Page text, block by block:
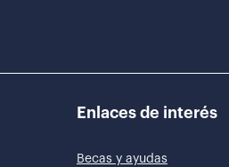
Enlaces de interés
Becas y ayudas